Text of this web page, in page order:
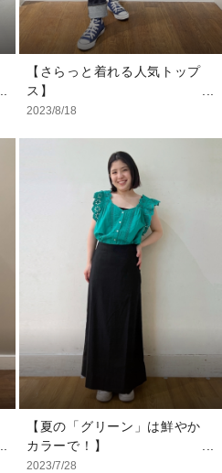
【さらっと着れる人気トップ
ス】
滑らかな質感でさらっと着れ
こと間違いなし！ デニム合
わせで、カジュアルな着こな
【スタッフ着用サイズ】
デニム：26
2023/8/18
【夏の「グリーン」は鮮やか
カラーで！】
気持ちが上向きになる夏こそ
2023/7/28